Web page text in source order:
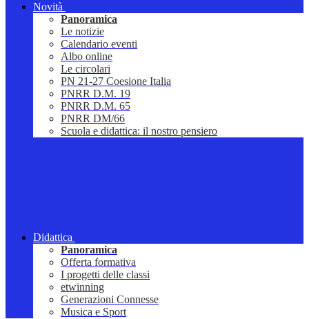
Novità
Panoramica
Le notizie
Calendario eventi
Albo online
Le circolari
PN 21-27 Coesione Italia
PNRR D.M. 19
PNRR D.M. 65
PNRR DM/66
Scuola e didattica: il nostro pensiero
Didattica
Panoramica
Offerta formativa
I progetti delle classi
etwinning
Generazioni Connesse
Musica e Sport